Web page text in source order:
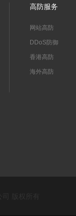
高防服务
网站高防
DDoS防御
香港高防
海外高防